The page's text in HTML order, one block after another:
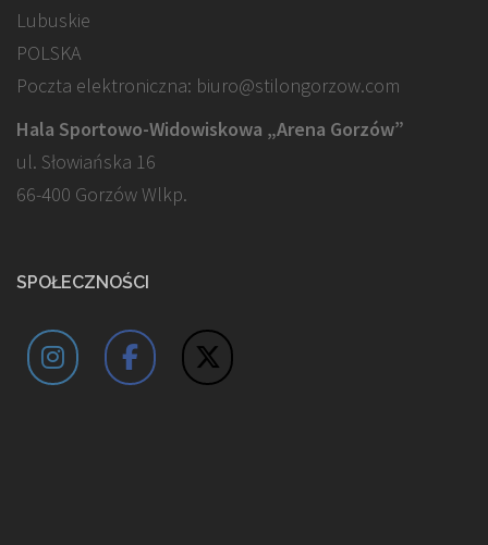
Lubuskie
POLSKA
Poczta elektroniczna: biuro@stilongorzow.com
Hala Sportowo-Widowiskowa „Arena Gorzów”
ul. Słowiańska 16
66-400 Gorzów Wlkp.
SPOŁECZNOŚCI